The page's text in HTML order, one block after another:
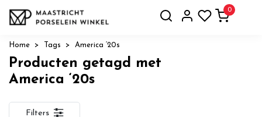
0
Home Tags America ‘20s
Producten getagd met
America ‘20s
Filters